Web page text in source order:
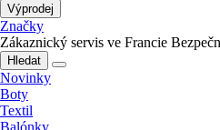
Výprodej
Značky
Zákaznický servis ve Francie
Hledat
Novinky
Boty
Textil